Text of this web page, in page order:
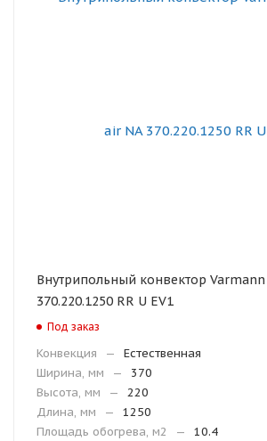
Внутрипольный конвектор
370.220.1250 RR U EV1
Под заказ
Конвекция —
Естественная
Ширина, мм
—
370
Высота, мм
—
220
Длина, мм
—
1250
Площадь обогрева, м2
—
10.4